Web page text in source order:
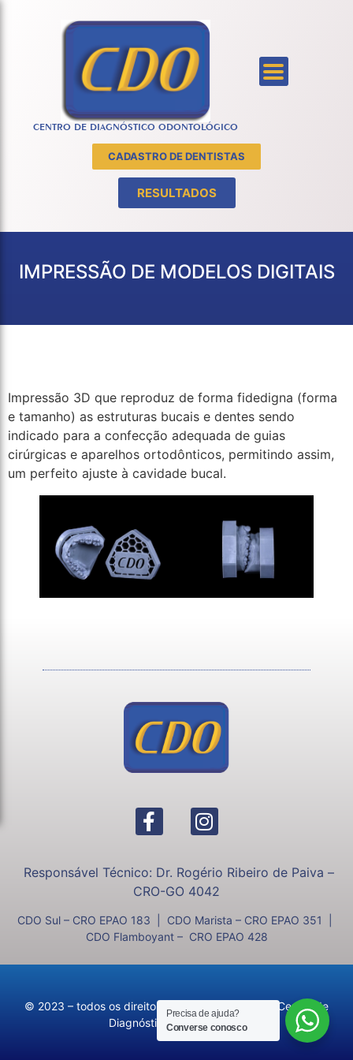
CENTRO DE DIAGNÓSTICO ODONTOLÓGICO
CADASTRO DE DENTISTAS
RESULTADOS
IMPRESSÃO DE MODELOS DIGITAIS
Impressão 3D que reproduz de forma fidedigna (forma
e tamanho) as estruturas bucais e dentes sendo
indicado para a confecção adequada de guias
cirúrgicas e aparelhos ortodônticos, permitindo assim,
um perfeito ajuste à cavidade bucal.
Responsável Técnico: Dr. Rogério Ribeiro de Paiva –
CRO-GO 4042
CDO Sul – CRO EPAO 183 | CDO Marista – CRO EPAO 351 |
CDO Flamboyant – CRO EPAO 428
© 2023 – todos os direitos reservados ao CDO – Centro de
Diagnóstico Odontológico
Precisa de ajuda?
Converse conosco